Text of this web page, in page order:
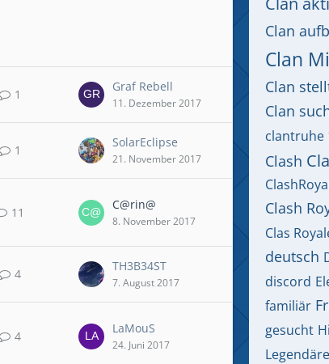
1
Graf Rebell
11. Dezember 2017
1
SolarEclipse
21. November 2017
11
C@rin@
8. November 2017
4
TH3B34ST
7. August 2017
4
LaMouS
24. Juni 2017
Clan
Clan
Clan
Clan
clantruhe
Clash
Clash
Clas
deutsch
discord
familiär
gesucht